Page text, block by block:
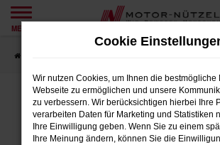
Zum
springen
MENÜ
Fahrzeugmarkt
Cookie
Wir nutzen Cookies, um Ihnen die bestmögliche
Webseite zu ermöglichen und unsere
zu verbessern. Wir berücksichtigen hierbei Ihre
verarbeiten Daten für Marketing und Statistiken
Ihre Einwilligung geben. Wenn Sie zu einem
Ihre Meinung ändern, können Sie die